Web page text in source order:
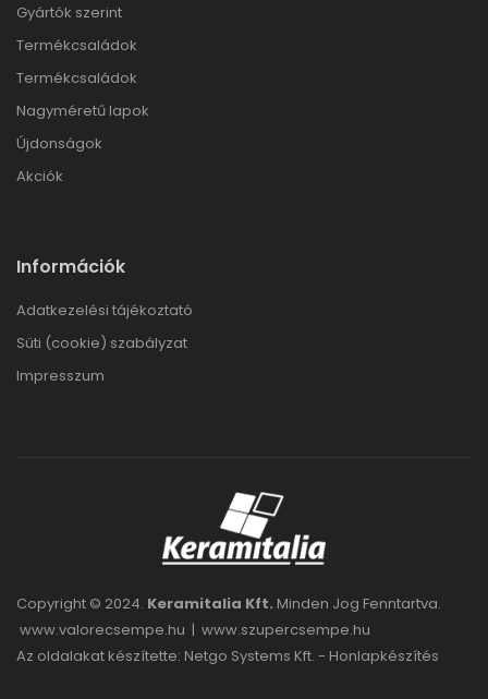
Gyártók szerint
Termékcsaládok
Termékcsaládok
Nagyméretű lapok
Újdonságok
Akciók
Információk
Adatkezelési tájékoztató
Süti (cookie) szabályzat
Impresszum
Copyright © 2024. Keramitalia Kft. Minden Jog Fenntartva.
www.valorecsempe.hu | www.szupercsempe.hu
Az oldalakat készítette: Netgo Systems Kft. - Honlapkészítés